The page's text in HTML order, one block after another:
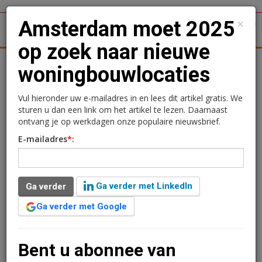
Woningmarkt Kantoren Retail
Amsterdam moet 2025
op zoek naar nieuwe
woningbouwlocaties
Redactie
10 februari 2023 om 13:50
3 jaar geleden aangepast
2 minuten leestijd
Amsterdam heeft tot en met 2025 genoeg
×
Amsterdam moet 2025
op zoek naar nieuwe
woningbouwlocaties
Vul hieronder uw e-mailadres in en lees dit artikel gratis. We
sturen u dan een link om het artikel te lezen. Daarnaast
ontvang je op werkdagen onze populaire nieuwsbrief.
E-mailadres*:
Ga verder
Ga verder met LinkedIn
Ga verder met Google
Bent u abonnee van